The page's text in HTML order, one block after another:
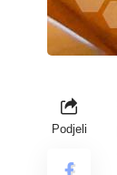
Podjeli